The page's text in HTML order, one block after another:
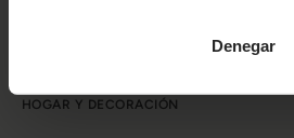
Denegar
HOGAR Y DECORACIÓN